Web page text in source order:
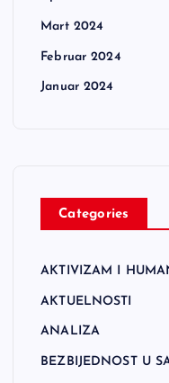
Mart 2024
Februar 2024
Januar 2024
Categories
AKTIVIZAM I
AKTUELNOSTI
ANALIZA
BEZBIJEDNOST U